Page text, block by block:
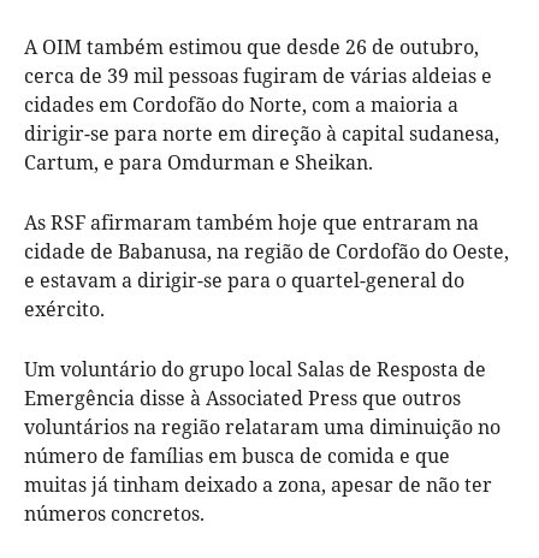
A OIM também estimou que desde 26 de outubro,
cerca de 39 mil pessoas fugiram de várias aldeias e
cidades em Cordofão do Norte, com a maioria a
dirigir-se para norte em direção à capital sudanesa,
Cartum, e para Omdurman e Sheikan.
As RSF afirmaram também hoje que entraram na
cidade de Babanusa, na região de Cordofão do Oeste,
e estavam a dirigir-se para o quartel-general do
exército.
Um voluntário do grupo local Salas de Resposta de
Emergência disse à Associated Press que outros
voluntários na região relataram uma diminuição no
número de famílias em busca de comida e que
muitas já tinham deixado a zona, apesar de não ter
números concretos.